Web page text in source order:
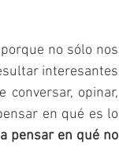
no sólo nos
interesantes
opinar,
en qué es lo
pensar en qué no